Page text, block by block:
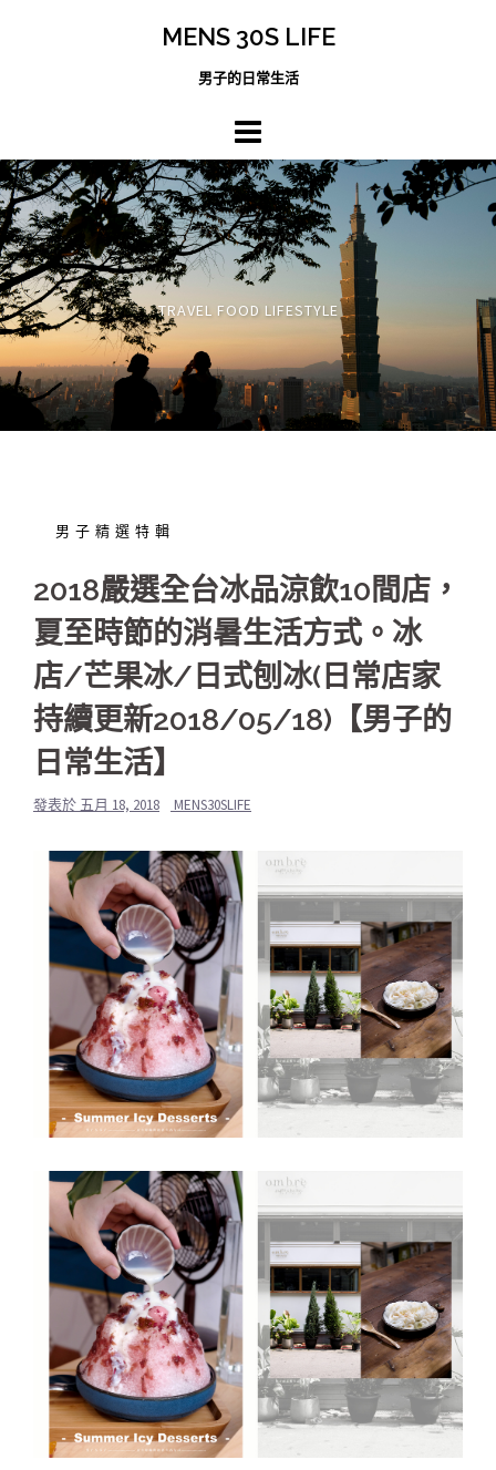
MENS 30S LIFE
男子的日常生活
TRAVEL FOOD LIFESTYLE
男子精選特輯
2018嚴選全台冰品涼飲10間店，
夏至時節的消暑生活方式。冰
店/芒果冰/日式刨冰(日常店家
持續更新2018/05/18)【男子的
日常生活】
發表於 五月 18, 2018 MENS30SLIFE